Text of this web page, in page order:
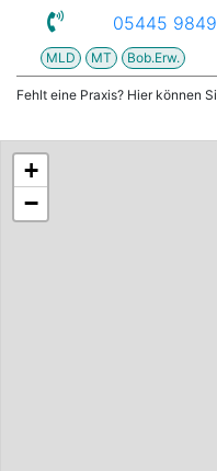
05445
MLD MT Bob.Erw.
Fehlt eine Praxis? Hier können
+
−